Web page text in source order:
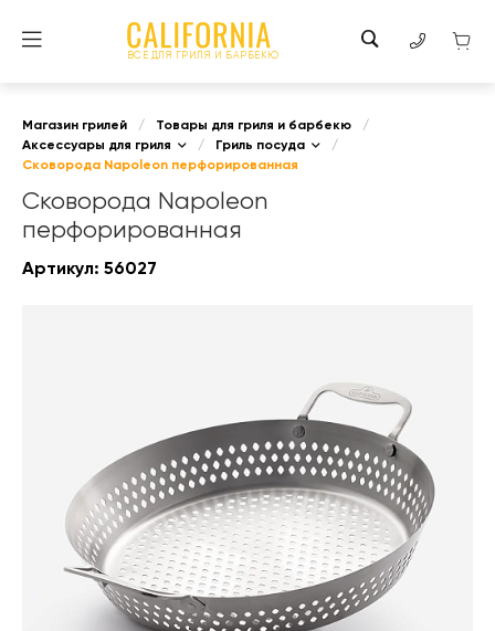
ВСЕ ДЛЯ ГРИЛЯ И БАРБЕКЮ
Магазин грилей / Товары для гриля и барбекю
/
Аксессуары для гриля
/ Гриль посуда
/
Сковорода Napoleon перфорированная
Сковорода Napoleon
перфорированная
Артикул: 56027